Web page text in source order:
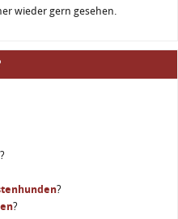
wieder gern gesehen.
?
?
?